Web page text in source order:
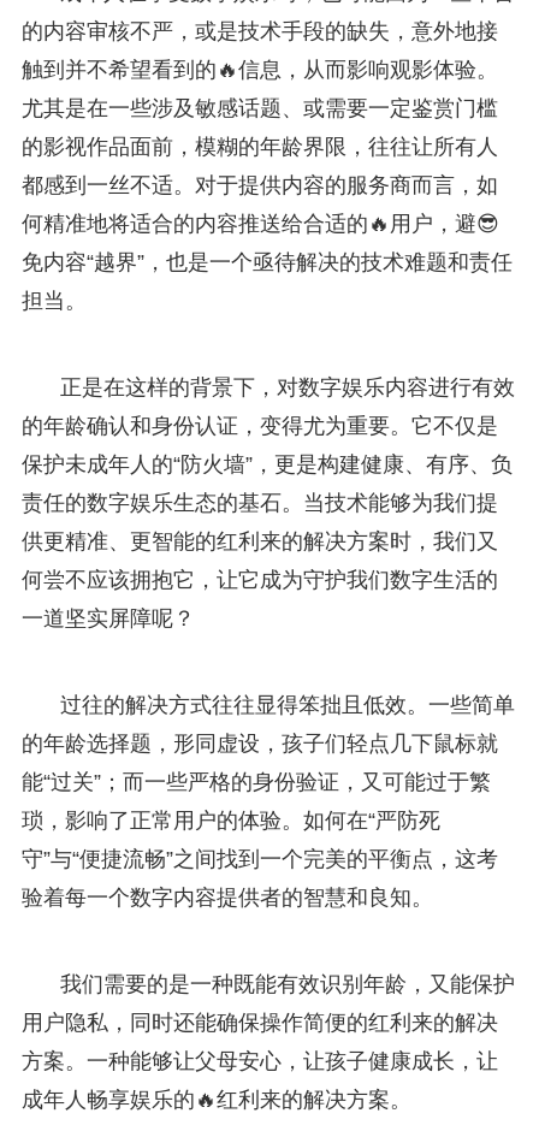
的内容审核不严，或是技术手段的缺失，意外地接
触到并不希望看到的🔥信息，从而影响观影体验。
尤其是在一些涉及敏感话题、或需要一定鉴赏门槛
的影视作品面前，模糊的年龄界限，往往让所有人
都感到一丝不适。对于提供内容的服务商而言，如
何精准地将适合的内容推送给合适的🔥用户，避😎
免内容“越界”，也是一个亟待解决的技术难题和责任
担当。
正是在这样的背景下，对数字娱乐内容进行有效
的年龄确认和身份认证，变得尤为重要。它不仅是
保护未成年人的“防火墙”，更是构建健康、有序、负
责任的数字娱乐生态的基石。当技术能够为我们提
供更精准、更智能的红利来的解决方案时，我们又
何尝不应该拥抱它，让它成为守护我们数字生活的
一道坚实屏障呢？
过往的解决方式往往显得笨拙且低效。一些简单
的年龄选择题，形同虚设，孩子们轻点几下鼠标就
能“过关”；而一些严格的身份验证，又可能过于繁
琐，影响了正常用户的体验。如何在“严防死
守”与“便捷流畅”之间找到一个完美的平衡点，这考
验着每一个数字内容提供者的智慧和良知。
我们需要的是一种既能有效识别年龄，又能保护
用户隐私，同时还能确保操作简便的红利来的解决
方案。一种能够让父母安心，让孩子健康成长，让
成年人畅享娱乐的🔥红利来的解决方案。